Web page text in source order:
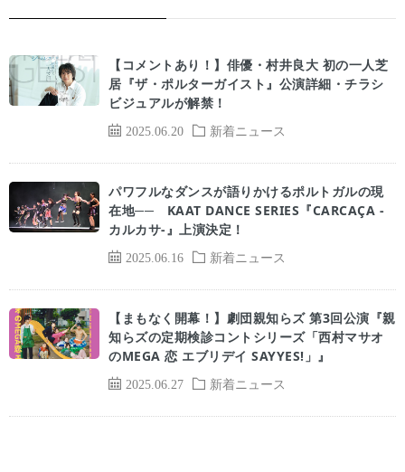
2025.06.20 新着ニュース
【コメントあり！】俳優・村井良大 初の一人芝
居『ザ・ポルターガイスト』公演詳細・チラシ
ビジュアルが解禁！
2025.06.16 新着ニュース
パワフルなダンスが語りかけるポルトガルの現
在地── KAAT DANCE SERIES『CARCAÇA -
カルカサ-』上演決定！
2025.06.27 新着ニュース
【まもなく開幕！】劇団親知らズ 第3回公演『親
知らズの定期検診コントシリーズ「西村マサオ
のMEGA 恋 エブリデイ SAYYES!」』